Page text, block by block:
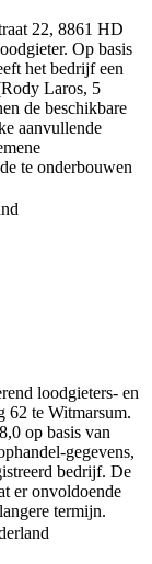
22, 8861 HD
Op basis
het bedrijf een
Laros, 5
de beschikbare
aanvullende
te onderbouwen
loodgieters- en
62 te Witmarsum.
op basis van
bedrijf. De
er onvoldoende
termijn.